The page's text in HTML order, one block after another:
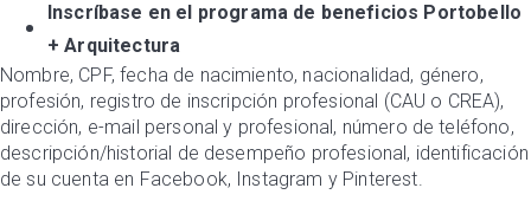
Inscríbase en el programa de beneficios Portobello
+ Arquitectura
Nombre, CPF, fecha de nacimiento, nacionalidad, género,
profesión, registro de inscripción profesional (CAU o CREA),
dirección, e-mail personal y profesional, número de teléfono,
descripción/historial de desempeño profesional, identificación
de su cuenta en Facebook, Instagram y Pinterest.